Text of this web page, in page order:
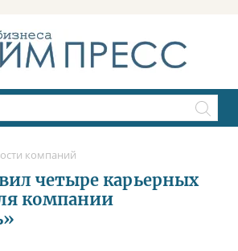
компаний
четыре карьерных
компании